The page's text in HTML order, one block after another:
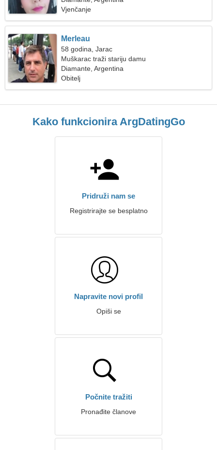
Vjenčanje
Merleau
58 godina, Jarac
Muškarac traži stariju damu
Diamante, Argentina
Obitelj
Kako funkcionira ArgDatingGo
Pridruži nam se
Registrirajte se besplatno
Napravite novi profil
Opiši se
Počnite tražiti
Pronađite članove